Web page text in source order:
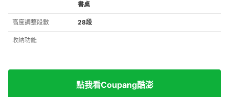
書桌
高度調整段數 28段
收納功能
點我看Coupang酷澎